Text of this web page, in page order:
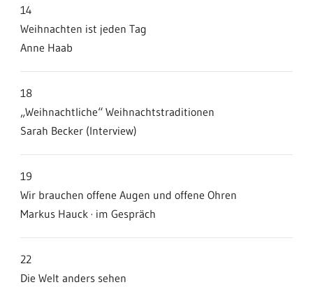
14
Weihnachten ist jeden Tag
Anne Haab
18
„Weihnachtliche“ Weihnachtstraditionen
Sarah Becker (Interview)
19
Wir brauchen offene Augen und offene Ohren
Markus Hauck · im Gespräch
22
Die Welt anders sehen